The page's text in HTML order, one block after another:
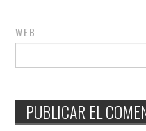
WEB